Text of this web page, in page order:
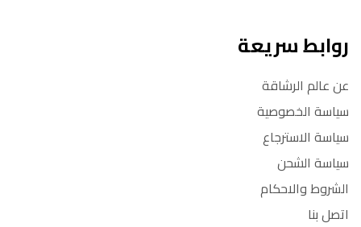
روابط سريعة
عن عالم الرشاقة
سياسة الخصوصية
سياسة الاسترجاع
سياسة الشحن
الشروط والاحكام
اتصل بنا